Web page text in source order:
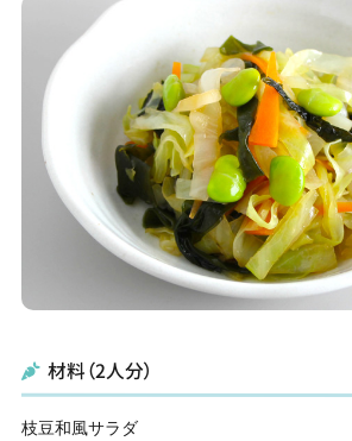
健診のご案内
病棟のご案内
職員募集のご案内
看護部
レシピ・広報誌
医療関係者の方へ
アクセス
お問い合わせ
材料（2人分）
枝豆和風サラダ